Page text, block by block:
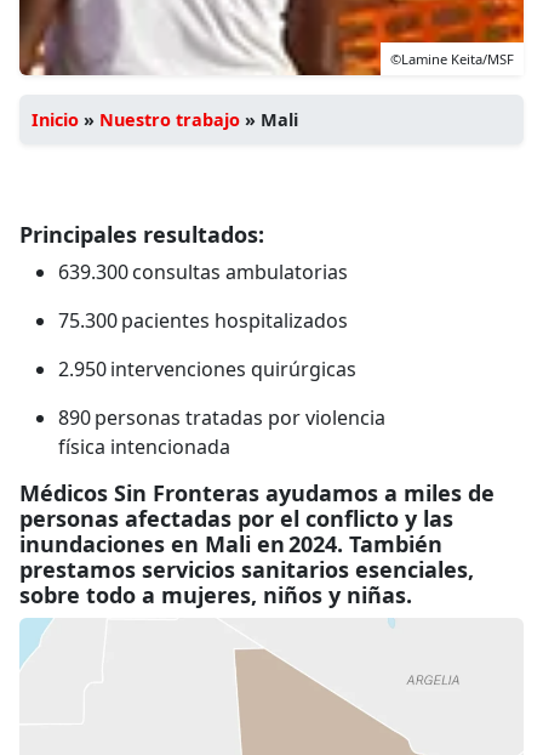
©Lamine Keita/MSF
Inicio » Nuestro trabajo » Mali
Principales resultados:
639.300 consultas ambulatorias
75.300 pacientes hospitalizados
2.950 intervenciones quirúrgicas
890 personas tratadas por violencia
física intencionada
Médicos Sin Fronteras ayudamos a miles de
personas afectadas por el conflicto y las
inundaciones en Mali en 2024. También
prestamos servicios sanitarios esenciales,
sobre todo a mujeres, niños y niñas.